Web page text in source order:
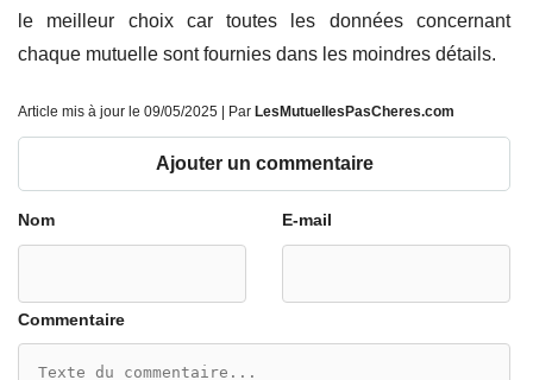
le meilleur choix car toutes les données concernant
chaque mutuelle sont fournies dans les moindres détails.
Article mis à jour le 09/05/2025 | Par LesMutuellesPasCheres.com
Ajouter un commentaire
Nom E-mail
Commentaire